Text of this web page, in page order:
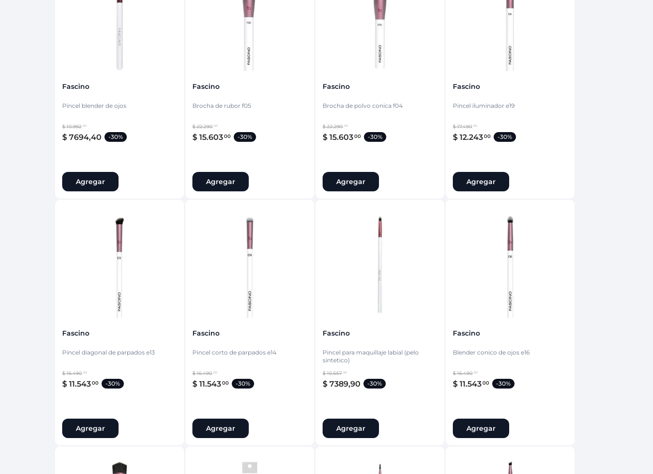
Fascino
Pincel blender de ojos
$ 10.992 00
$ 7694,40 -30%
Agregar
Fascino
Brocha de rubor f05
$ 22.290 00
$ 15.60300 -30%
Agregar
Fascino
Brocha de polvo conica f04
$ 22.290 00
$ 15.60300 -30%
Agregar
Fascino
Pincel iluminador e19
$ 17.490 00
$ 12.24300 -30%
Agregar
Fascino
Pincel diagonal de parpados e13
$ 16.490 00
$ 11.54300 -30%
Agregar
Fascino
Pincel corto de parpados e14
$ 16.490 00
$ 11.54300 -30%
Agregar
Fascino
Pincel para maquillaje labial (pelo
sintetico)
$ 10.557 00
$ 7389,90 -30%
Agregar
Fascino
Blender conico de ojos e16
$ 16.490 00
$ 11.54300 -30%
Agregar